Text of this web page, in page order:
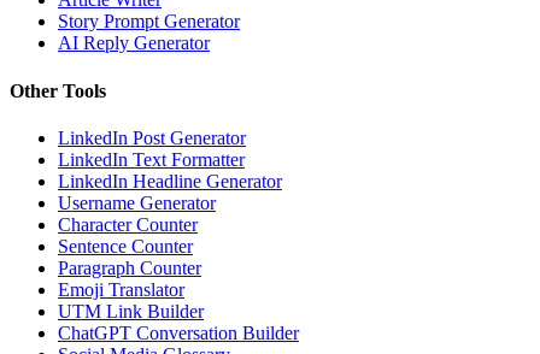
Story Prompt Generator
AI Reply Generator
Other Tools
LinkedIn Post Generator
LinkedIn Text Formatter
LinkedIn Headline Generator
Username Generator
Character Counter
Sentence Counter
Paragraph Counter
Emoji Translator
UTM Link Builder
ChatGPT Conversation Builder